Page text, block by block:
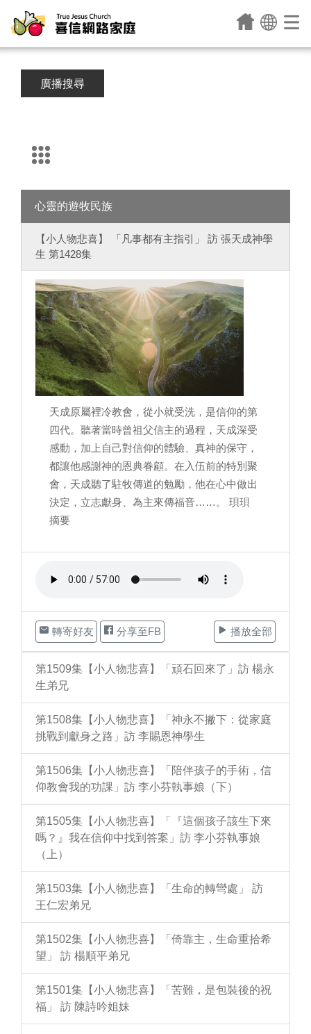
廣播搜尋
心靈的遊牧民族
【小人物悲喜】 「凡事都有主指引」 訪 張天成神學
生 第1428集
天成原屬裡冷教會，從小就受洗，是信仰的第
四代。聽著當時曾祖父信主的過程，天成深受
感動，加上自己對信仰的體驗、真神的保守，
都讓他感謝神的恩典眷顧。在入伍前的特別聚
會，天成聽了駐牧傳道的勉勵，他在心中做出
決定，立志獻身、為主來傳福音……。 珼珼
摘要
轉寄好友 分享至FB 播放全部
第1509集【小人物悲喜】「頑石回來了」訪 楊永
生弟兄
第1508集【小人物悲喜】「神永不撇下：從家庭
挑戰到獻身之路」訪 李賜恩神學生
第1506集【小人物悲喜】「陪伴孩子的手術，信
仰教會我的功課」訪 李小芬執事娘（下）
第1505集【小人物悲喜】「『這個孩子該生下來
嗎？』我在信仰中找到答案」訪 李小芬執事娘
（上）
第1503集【小人物悲喜】「生命的轉彎處」 訪
王仁宏弟兄
第1502集【小人物悲喜】「倚靠主，生命重拾希
望」 訪 楊順平弟兄
第1501集【小人物悲喜】「苦難，是包裝後的祝
福」 訪 陳詩吟姐妹